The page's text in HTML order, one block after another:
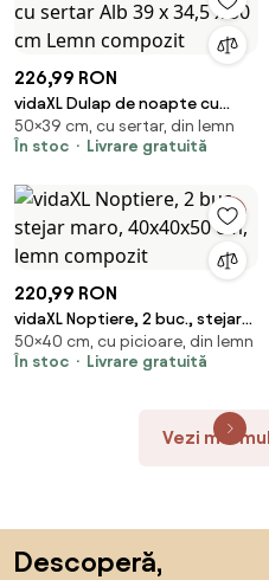
226,99 RON
vidaXL Dulap de noapte cu
sertar Alb 39 x 34,5 x 50 cm
Lemn compozit
50×39 cm, cu sertar, din lemn
În stoc
Livrare gratuită
220,99 RON
vidaXL Noptiere, 2 buc., stejar
maro, 40x40x50 cm, lemn
compozit
50×40 cm, cu picioare, din lemn
În stoc
Livrare gratuită
Vezi mai
Descoperă,